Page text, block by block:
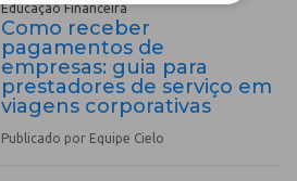
Educação Financeira
Como receber
pagamentos de
empresas: guia para
prestadores de serviço em
viagens corporativas
Publicado por Equipe Cielo